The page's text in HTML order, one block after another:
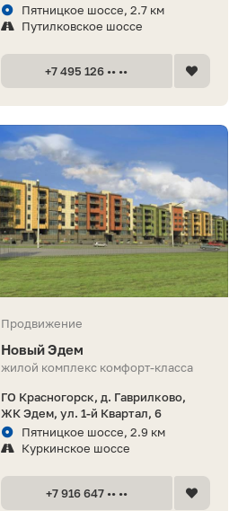
Пятницкое шоссе, 2.7 км
Путилковское шоссе
+7 495 126 •• ••
Продвижение
Новый Эдем
жилой комплекс комфорт-класса
ГО Красногорск, д. Гаврилково,
ЖК Эдем, ул. 1-й Квартал, 6
Пятницкое шоссе, 2.9 км
Куркинское шоссе
+7 916 647 •• ••